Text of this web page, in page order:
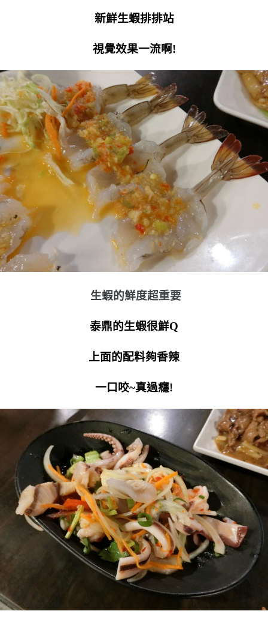
新鮮生蝦排排站
視覺效果一流啊!
生蝦的鮮度超重要
泰鼎的生蝦很鮮Q
上面的配料夠香辣
一口咬~真過癮!